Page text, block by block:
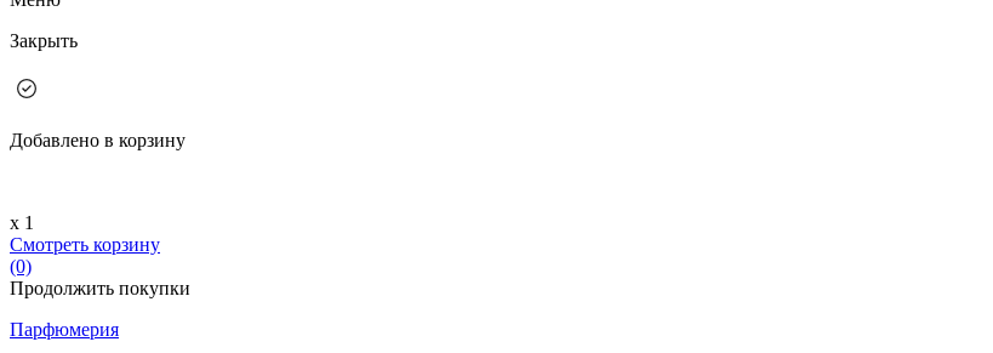
Закрыть
Добавлено в корзину
х 1
Смотреть корзину
(0)
Продолжить покупки
Парфюмерия